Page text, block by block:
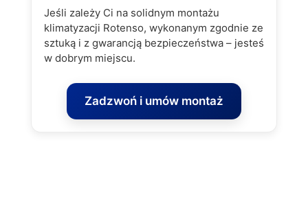
Jeśli zależy Ci na solidnym montażu
klimatyzacji Rotenso, wykonanym zgodnie ze
sztuką i z gwarancją bezpieczeństwa – jesteś
w dobrym miejscu.
Zadzwoń i umów montaż